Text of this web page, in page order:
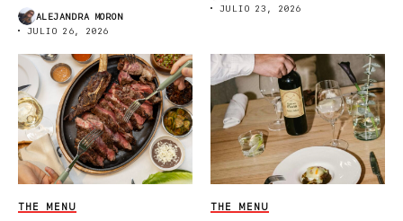
ALEJANDRA MORON
JULIO 26, 2026
JULIO 23, 2026
THE MENU THE MENU